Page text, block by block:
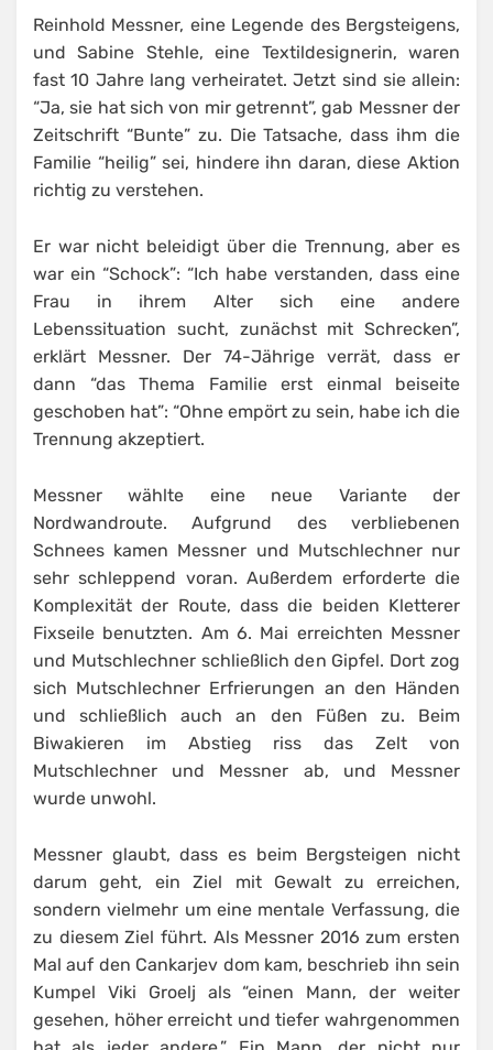
Reinhold Messner, eine Legende des Bergsteigens,
und Sabine Stehle, eine Textildesignerin, waren
fast 10 Jahre lang verheiratet. Jetzt sind sie allein:
“Ja, sie hat sich von mir getrennt”, gab Messner der
Zeitschrift “Bunte” zu. Die Tatsache, dass ihm die
Familie “heilig” sei, hindere ihn daran, diese Aktion
richtig zu verstehen.
Er war nicht beleidigt über die Trennung, aber es
war ein “Schock”: “Ich habe verstanden, dass eine
Frau in ihrem Alter sich eine andere
Lebenssituation sucht, zunächst mit Schrecken”,
erklärt Messner. Der 74-Jährige verrät, dass er
dann “das Thema Familie erst einmal beiseite
geschoben hat”: “Ohne empört zu sein, habe ich die
Trennung akzeptiert.
Messner wählte eine neue Variante der
Nordwandroute. Aufgrund des verbliebenen
Schnees kamen Messner und Mutschlechner nur
sehr schleppend voran. Außerdem erforderte die
Komplexität der Route, dass die beiden Kletterer
Fixseile benutzten. Am 6. Mai erreichten Messner
und Mutschlechner schließlich den Gipfel. Dort zog
sich Mutschlechner Erfrierungen an den Händen
und schließlich auch an den Füßen zu. Beim
Biwakieren im Abstieg riss das Zelt von
Mutschlechner und Messner ab, und Messner
wurde unwohl.
Messner glaubt, dass es beim Bergsteigen nicht
darum geht, ein Ziel mit Gewalt zu erreichen,
sondern vielmehr um eine mentale Verfassung, die
zu diesem Ziel führt. Als Messner 2016 zum ersten
Mal auf den Cankarjev dom kam, beschrieb ihn sein
Kumpel Viki Groelj als “einen Mann, der weiter
gesehen, höher erreicht und tiefer wahrgenommen